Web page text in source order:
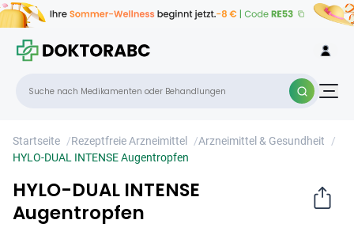
Startseite /Rezeptfreie Arzneimittel /Arzneimittel & Gesundheit
/
HYLO-DUAL INTENSE Augentropfen
HYLO-DUAL INTENSE
Augentropfen
×